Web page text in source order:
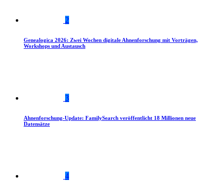
2
Genealogica 2026: Zwei Wochen digitale Ahnenforschung mit Vorträgen,
Workshops und Austausch
3
Ahnenforschung-Update: FamilySearch veröffentlicht 18 Millionen neue
Datensätze
4